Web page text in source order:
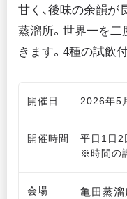
甘く、後味の余韻が
蒸溜所。世界一を
きます。4種の試飲付
開催日 2026年5
開催時間
平日1日2
※時間の
会場 亀田蒸溜